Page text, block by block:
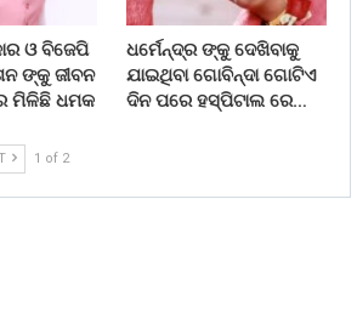
ଓ ବିଜେପି
ଙ୍କୁ ଜୀବନ
ମିଳିଛି ଧମକ
ଧର୍ମେନ୍ଦ୍ର ଙ୍କୁ ଦେଖିବାକୁ
ଯାଇଥିବା ଗୋବିନ୍ଦା ଗୋଟିଏ
ଦିନ ପରେ ହସ୍ପିଟାଲ ରେ…
1 of 2